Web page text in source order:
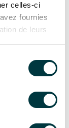
celles-ci
fournies
de leurs